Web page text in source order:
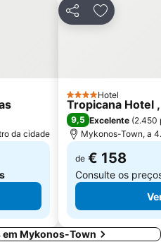
da cidade
PartilharAdicionar
4 Estrelas
Hotel
Tropicana Hotel
9,5 Excelente (2.450
Mykonos-Town, a
de € 158
Consulte os
em Mykonos-Town